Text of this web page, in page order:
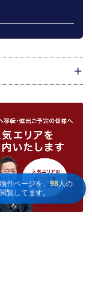
件ページを、98人の
覧してます。
、また、管理において
す。
者様・入居者様、売買
けた不動産の所有者そ
た個人情報、その他適
売買取引にあっては契
並びにお客様にとって
るためのダイレクトメ
氏名、電話番号、メー
の利用は、お客様から
取引にあっては契約管
の実施のため、業務の
物件情報、成約情報
広告媒体等で次の 1.～
地図
から検索